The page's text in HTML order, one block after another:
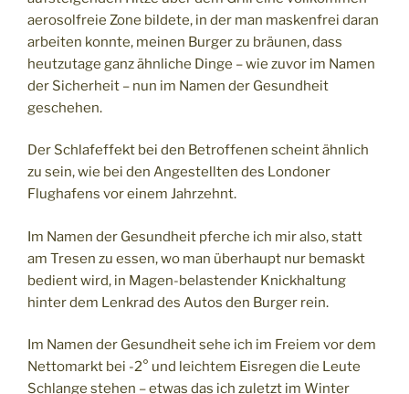
aerosolfreie Zone bildete, in der man maskenfrei daran
arbeiten konnte, meinen Burger zu bräunen, dass
heutzutage ganz ähnliche Dinge – wie zuvor im Namen
der Sicherheit – nun im Namen der Gesundheit
geschehen.
Der Schlafeffekt bei den Betroffenen scheint ähnlich
zu sein, wie bei den Angestellten des Londoner
Flughafens vor einem Jahrzehnt.
Im Namen der Gesundheit pferche ich mir also, statt
am Tresen zu essen, wo man überhaupt nur bemaskt
bedient wird, in Magen-belastender Knickhaltung
hinter dem Lenkrad des Autos den Burger rein.
Im Namen der Gesundheit sehe ich im Freiem vor dem
Nettomarkt bei -2° und leichtem Eisregen die Leute
Schlange stehen – etwas das ich zuletzt im Winter